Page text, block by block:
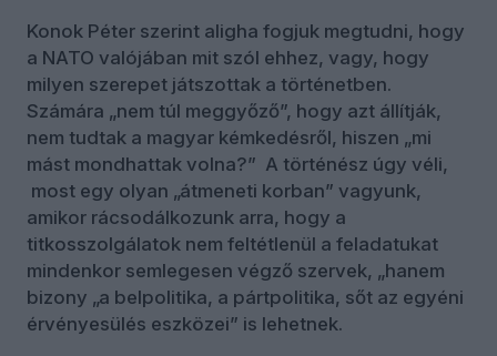
Konok Péter szerint aligha fogjuk megtudni, hogy
a NATO valójában mit szól ehhez, vagy, hogy
milyen szerepet játszottak a történetben.
Számára „nem túl meggyőző”, hogy azt állítják,
nem tudtak a magyar kémkedésről, hiszen „mi
mást mondhattak volna?” A történész úgy véli,
most egy olyan „átmeneti korban” vagyunk,
amikor rácsodálkozunk arra, hogy a
titkosszolgálatok nem feltétlenül a feladatukat
mindenkor semlegesen végző szervek, „hanem
bizony „a belpolitika, a pártpolitika, sőt az egyéni
érvényesülés eszközei” is lehetnek.